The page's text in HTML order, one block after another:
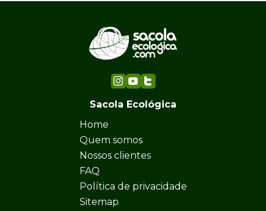
Sacola Ecológica
Home
Quem somos
Nossos clientes
FAQ
Política de privacidade
Sitemap